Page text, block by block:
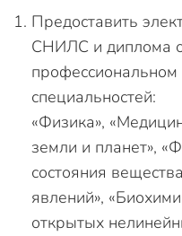
Предоставить
СНИЛС и диплома
специальностей:
«Физика»,
земли и планет»,
состояния
явлений»,
открытых